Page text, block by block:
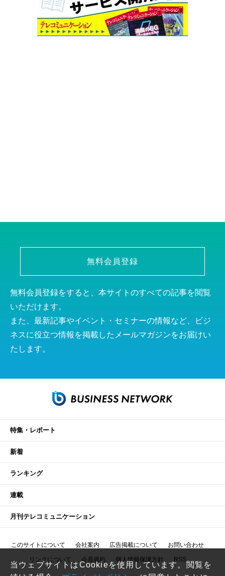
無料会員登録
無料会員登録をすると、本サイトのすべての記事を閲覧
いただけます。
また、最新記事やイベント・セミナーの情報など、ビジ
ネスに役立つ情報を掲載したメールマガジンをお届けい
たします。
特集・レポート
新着
ランキング
連載
月刊テレコミュニケーション
このサイトについて 会社案内 広告掲載について お問い合わせ
リンクについて 会員規約 個人情報保護方針 RSS
当ウェブサイトはCookieを使用しています。閲覧を